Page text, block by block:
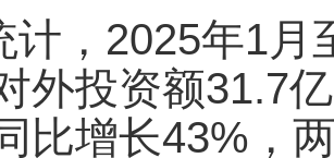
计，2025年1月
外投资额31.7
比增长43%，